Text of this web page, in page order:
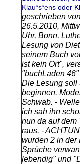
Klau*s*ens oder
geschrieben
26.5.2010,
Uhr, Bonn,
Lesung von
seinem Buch
ist kein Ort",
"buchLaden
Die Lesung soll
beginnen.
Schwab. -
ich sah ihn
nun da auf dem
raus. -
wurden 2 in der
Sprüche
lebendig" und